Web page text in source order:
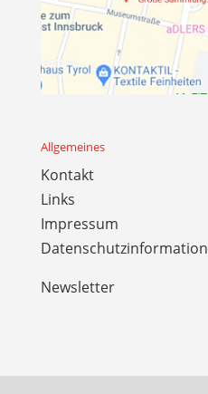
Allgemeines
Kontakt
Links
Impressum
Newsletter